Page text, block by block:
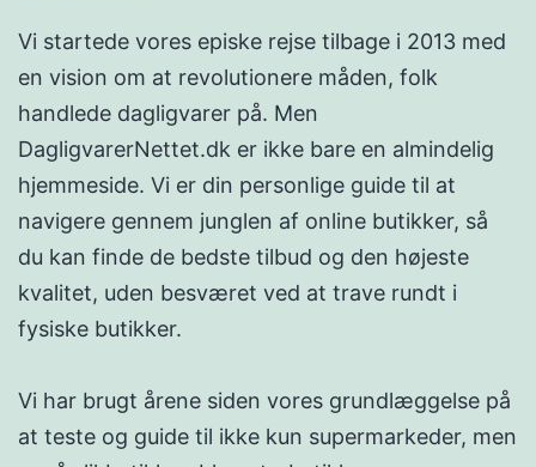
Vi startede vores episke rejse tilbage i 2013 med
en vision om at revolutionere måden, folk
handlede dagligvarer på. Men
DagligvarerNettet.dk er ikke bare en almindelig
hjemmeside. Vi er din personlige guide til at
navigere gennem junglen af online butikker, så
du kan finde de bedste tilbud og den højeste
kvalitet, uden besværet ved at trave rundt i
fysiske butikker.
Vi har brugt årene siden vores grundlæggelse på
at teste og guide til ikke kun supermarkeder, men